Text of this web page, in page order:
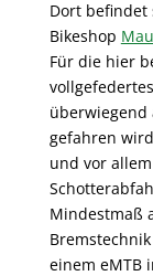
Dort befindet
Bikeshop
Für die hier
überwiegend
gefahren
und vor
Mindestmaß
einem eMTB